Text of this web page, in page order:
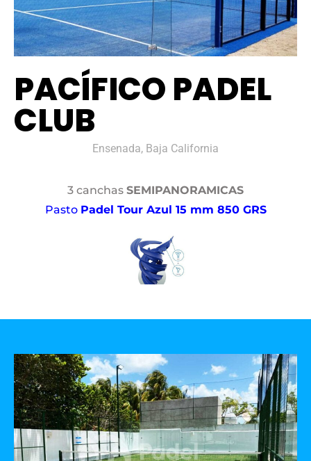
PACÍFICO PADEL
CLUB
Ensenada, Baja California
3 canchas SEMIPANORAMICAS
Pasto Padel Tour Azul 15 mm 850 GRS